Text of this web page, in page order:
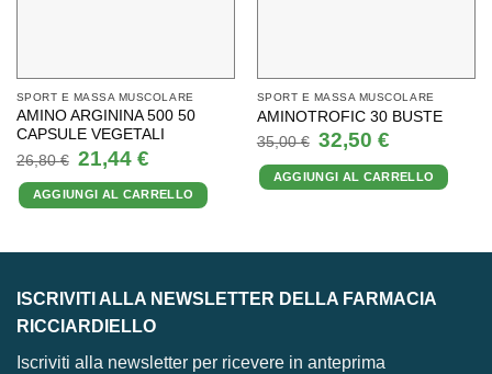
SPORT E MASSA MUSCOLARE
AMINO ARGININA 500 50
CAPSULE VEGETALI
26,80€
Il
prezzo
originale
era:
26,80 €.
21,44 €Il
prezzo
attuale
è:
21,44 €.
AGGIUNGI AL CARRELLO
SPORT E MASSA MUSCOLARE
AMINOTROFIC 30 BUSTE
35,00€ Il
prezzo
originale
era:
35,00 €.
32,50 €Il
prezzo
attuale
è:
32,50 €.
AGGIUNGI AL CARRELLO
ISCRIVITI ALLA NEWSLETTER DELLA FARMACIA
RICCIARDIELLO
Iscriviti alla newsletter per ricevere in anteprima